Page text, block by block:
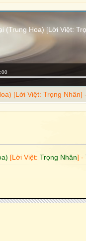
(Trung Hoa) [Lời Việt:
[Lời Việt: Trọng
[Lời Việt: Trọng Nhân] -